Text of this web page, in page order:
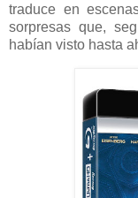
traduce en
sorpresas que,
habían visto hasta